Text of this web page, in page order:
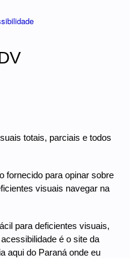
totais, parciais e todos
fornecido para opinar sobre
visuais navegar na
para deficientes visuais,
é o site da
aqui do Paraná onde eu